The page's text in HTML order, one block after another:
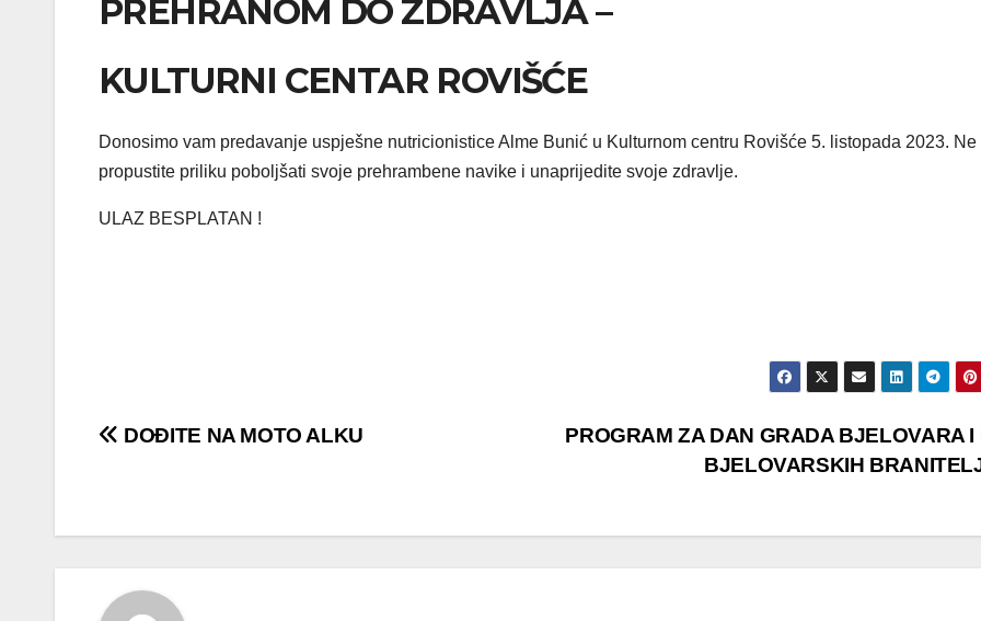
PREHRANOM DO ZDRAVLJA –
KULTURNI CENTAR ROVIŠĆE
Donosimo vam predavanje uspješne nutricionistice Alme Bunić u Kulturnom centru Rovišće 5. listopada 2023. Ne
propustite priliku poboljšati svoje prehrambene navike i unaprijedite svoje zdravlje.
ULAZ BESPLATAN !
Navigacija
PROGRAM ZA DAN GRADA BJELOVARA I
BJELOVARSKIH
DOĐITE NA MOTO ALKU